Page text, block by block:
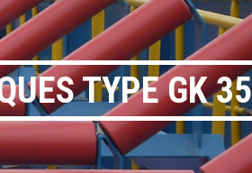
TYPE GK 35